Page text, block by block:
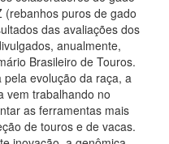
(rebanhos puros de gado
das avaliações dos
anualmente,
Brasileiro de Touros.
pela evolução da raça, a
vem trabalhando no
as ferramentas mais
de touros e de vacas.